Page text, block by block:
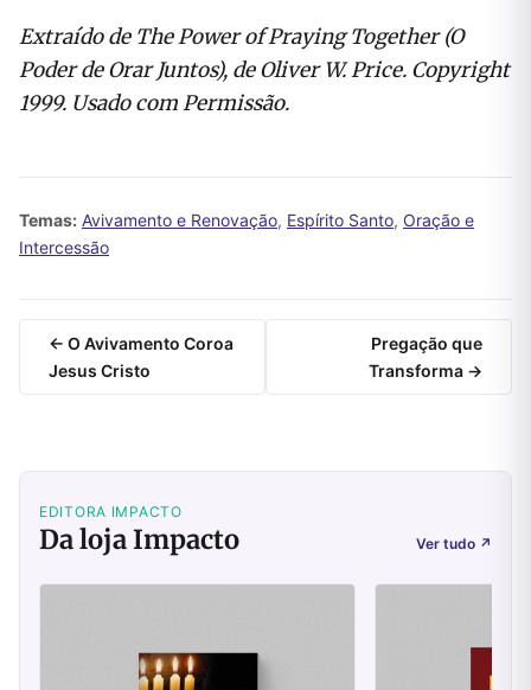
Extraído de The Power of Praying Together (O
Poder de Orar Juntos), de Oliver W. Price. Copyright
1999. Usado com Permissão.
Temas: Avivamento e Renovação, Espírito Santo, Oração e
Intercessão
← O Avivamento Coroa
Jesus Cristo
Pregação que
Transforma →
EDITORA IMPACTO
Da loja Impacto Ver tudo ↗